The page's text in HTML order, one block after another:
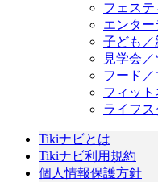
フェス
エンター
子ども／
見学会
フード／
フィッ
ライフ
Tikiナビとは
Tikiナビ利用規約
個人情報保護方針